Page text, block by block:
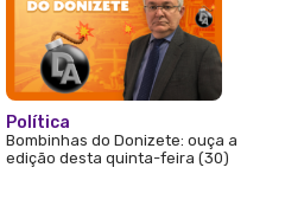
Política
Bombinhas do Donizete: ouça a
edição desta quinta-feira (30)